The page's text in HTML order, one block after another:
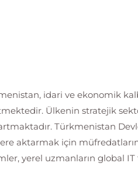
idari ve ekonomik
Ülkenin stratejik
Türkmenistan
aktarmak için
yerel uzmanların global